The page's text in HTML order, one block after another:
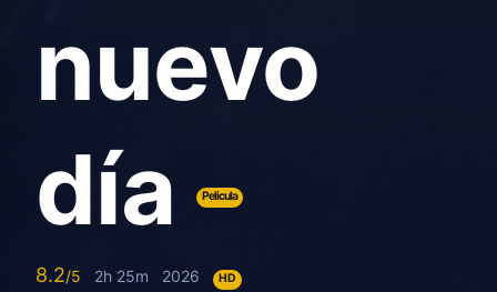
nuevo
día
Pelicula
8.2 2h 25m 2026 HD